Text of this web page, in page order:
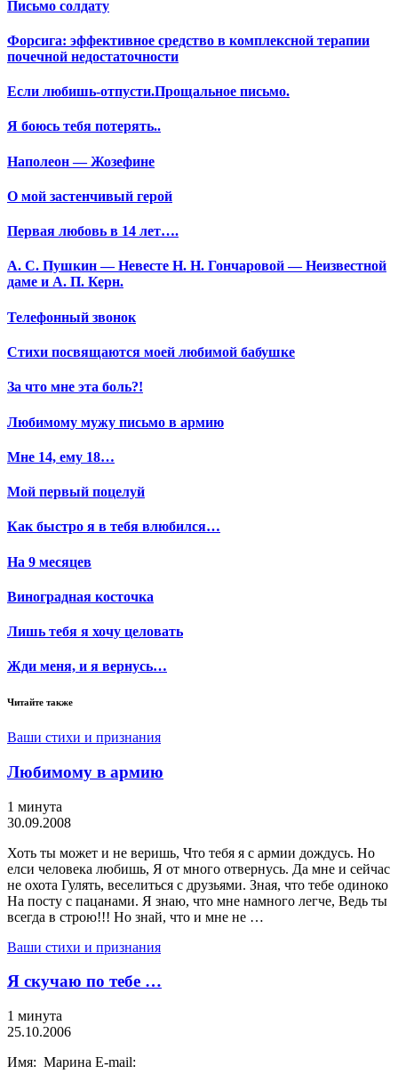
Письмо солдату
Форсига: эффективное средство в комплексной терапии
почечной недостаточности
Если любишь-отпусти.Прощальное письмо.
Я боюсь тебя потерять..
Наполеон — Жозефине
О мой застенчивый герой
Первая любовь в 14 лет….
А. С. Пушкин — Невесте Н. Н. Гончаровой — Неизвестной
даме и А. П. Керн.
Телефонный звонок
Стихи посвящаются моей любимой бабушке
За что мне эта боль?!
Любимому мужу письмо в армию
Мне 14, ему 18…
Мой первый поцелуй
Как быстро я в тебя влюбился…
На 9 месяцев
Виноградная косточка
Лишь тебя я хочу целовать
Жди меня, и я вернусь…
Читайте также
Ваши стихи и признания
Любимому в армию
1 минута
30.09.2008
Хоть ты может и не веришь, Что тебя я с армии дождусь. Но
елси человека любишь, Я от много отвернусь. Да мне и сейчас
не охота Гулять, веселиться с друзьями. Зная, что тебе одиноко
На посту с пацанами. Я знаю, что мне намного легче, Ведь ты
всегда в строю!!! Но знай, что и мне не …
Ваши стихи и признания
Я скучаю по тебе …
1 минута
25.10.2006
Имя: Марина E-mail: